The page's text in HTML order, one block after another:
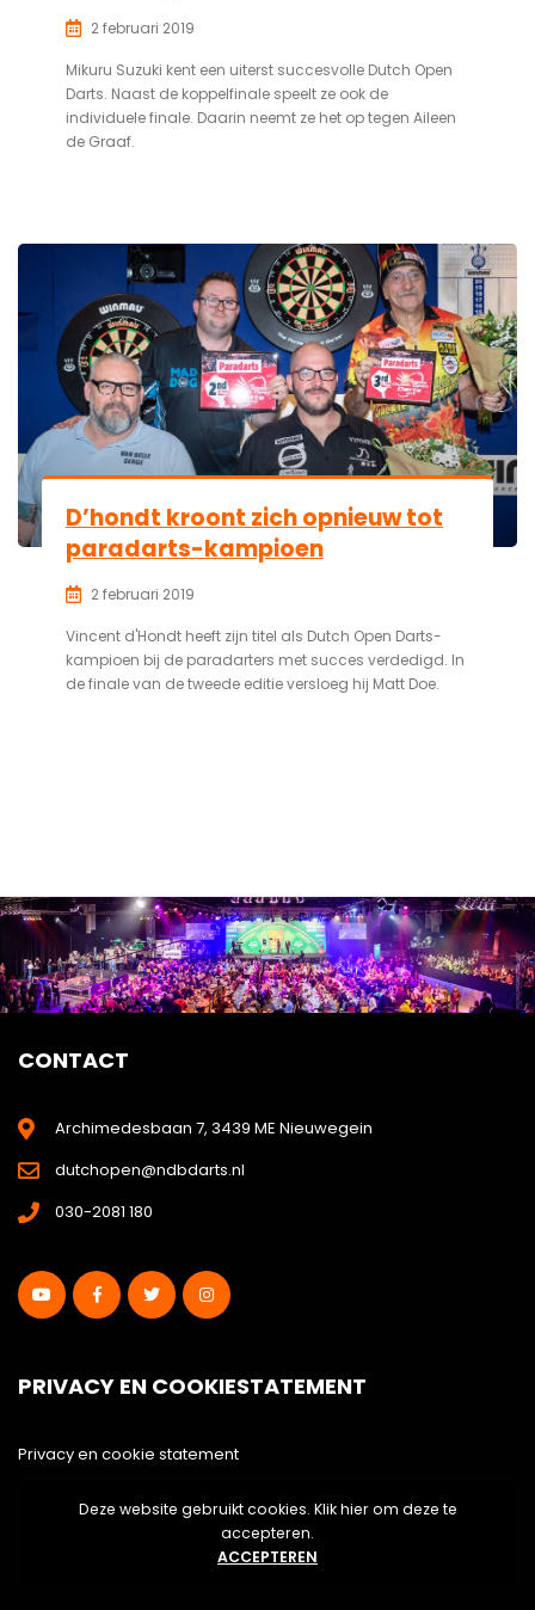
2 februari 2019
Mikuru Suzuki kent een uiterst succesvolle Dutch Open
Darts. Naast de koppelfinale speelt ze ook de
individuele finale. Daarin neemt ze het op tegen Aileen
de Graaf.
D’hondt kroont zich opnieuw tot
paradarts-kampioen
2 februari 2019
Vincent d'Hondt heeft zijn titel als Dutch Open Darts-
kampioen bij de paradarters met succes verdedigd. In
de finale van de tweede editie versloeg hij Matt Doe.
CONTACT
Archimedesbaan 7, 3439 ME Nieuwegein
dutchopen@ndbdarts.nl
030-2081 180
PRIVACY EN COOKIESTATEMENT
Privacy en cookie statement
DisclaimerDeze website gebruikt cookies. Klik hier om deze te
accepteren.
ACCEPTEREN